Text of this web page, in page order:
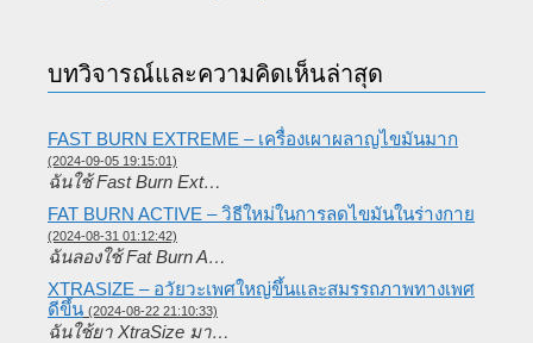
บทวิจารณ์และความคิดเห็นล่าสุด
FAST BURN EXTREME – เครื่องเผาผลาญไขมันมาก
(2024-09-05 19:15:01)
ฉันใช้ Fast Burn Ext…
FAT BURN ACTIVE – วิธีใหม่ในการลดไขมันในร่างกาย
(2024-08-31 01:12:42)
ฉันลองใช้ Fat Burn A…
XTRASIZE – อวัยวะเพศใหญ่ขึ้นและสมรรถภาพทางเพศ
ดีขึ้น (2024-08-22 21:10:33)
ฉันใช้ยา XtraSize มา…